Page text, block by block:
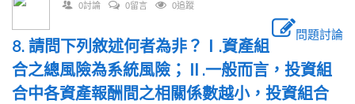
0討論 0留言 0追蹤
問題討論
8. 請問下列敘述何者為非？Ⅰ.資產組
合之總風險為系統風險；Ⅱ.一般而言，投資組
合中各資產報酬間之相關係數越小，投資組合